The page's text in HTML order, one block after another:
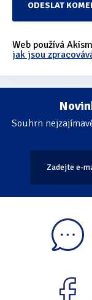
Web používá
jak jsou
Souhrn